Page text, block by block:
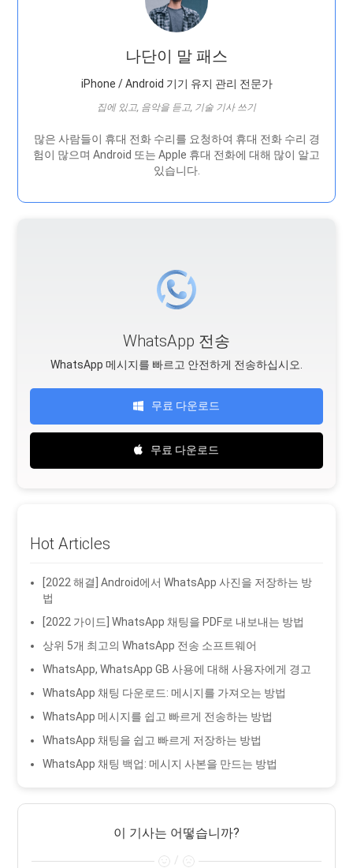
나단이 말 패스
iPhone / Android 기기 유지 관리 전문가
집에 있고, 음악을 듣고, 기술 기사 쓰기
많은 사람들이 휴대 전화 수리를 요청하여 휴대 전화 수리 경
험이 많으며 Android 또는 Apple 휴대 전화에 대해 많이 알고
있습니다.
WhatsApp 전송
WhatsApp 메시지를 빠르고 안전하게 전송하십시오.
무료 다운로드
무료 다운로드
Hot Articles
[2022 해결] Android에서 WhatsApp 사진을 저장하는 방
법
[2022 가이드] WhatsApp 채팅을 PDF로 내보내는 방법
상위 5개 최고의 WhatsApp 전송 소프트웨어
WhatsApp, WhatsApp GB 사용에 대해 사용자에게 경고
WhatsApp 채팅 다운로드: 메시지를 가져오는 방법
WhatsApp 메시지를 쉽고 빠르게 전송하는 방법
WhatsApp 채팅을 쉽고 빠르게 저장하는 방법
WhatsApp 채팅 백업: 메시지 사본을 만드는 방법
이 기사는 어떻습니까?
/